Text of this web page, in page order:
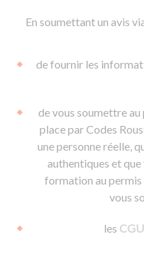
En soumettant un avis
de fournir les
de vous soumettre
place par Codes
une personne réelle,
authentiques et
formation au
vous
les CGU